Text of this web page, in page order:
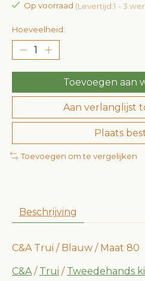
Op voorraad (Levertijd:1 - 3
Hoeveelheid:
Toevoegen aan
Aan verlanglijst
Plaats
Toevoegen om te vergelijken
Beschrijving
C&A Trui / Blauw / Maat 80
C&A/ Trui / Tweedehands